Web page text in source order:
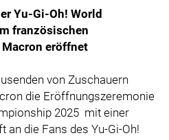
Yu-Gi-Oh! World
französischen
eröffnet
von Zuschauern
die Eröffnungszeremonie
2025 mit einer
an die Fans des Yu-Gi-Oh!